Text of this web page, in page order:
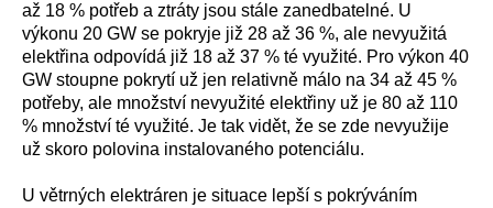
až 18 % potřeb a ztráty jsou stále zanedbatelné. U
výkonu 20 GW se pokryje již 28 až 36 %, ale nevyužitá
elektřina odpovídá již 18 až 37 % té využité. Pro výkon 40
GW stoupne pokrytí už jen relativně málo na 34 až 45 %
potřeby, ale množství nevyužité elektřiny už je 80 až 110
% množství té využité. Je tak vidět, že se zde nevyužije
už skoro polovina instalovaného potenciálu.
U větrných elektráren je situace lepší s pokrýváním